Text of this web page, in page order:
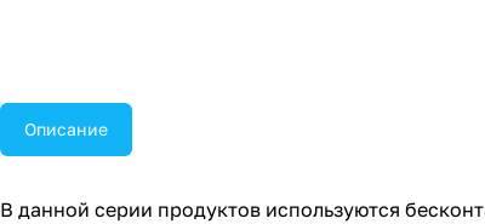
Описание
В данной серии продуктов используются